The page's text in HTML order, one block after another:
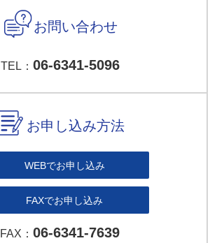
お問い合わせ
TEL： 06-6341-5096
お申し込み方法
WEBでお申し込み
FAXでお申し込み
FAX：06-6341-7639